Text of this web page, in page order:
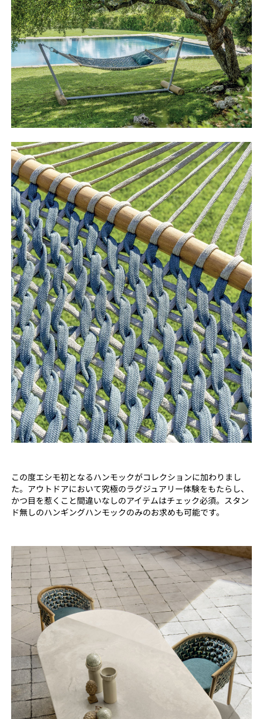
この度エシモ初となるハンモックがコレクションに加わりまし
た。アウトドアにおいて究極のラグジュアリー体験をもたらし、
かつ目を惹くこと間違いなしのアイテムはチェック必須。スタン
ド無しのハンギングハンモックのみのお求めも可能です。